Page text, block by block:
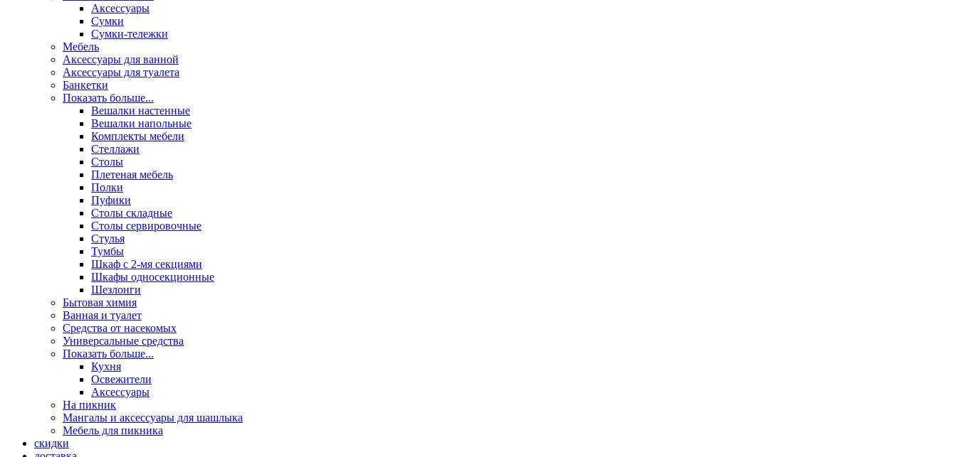
Аксессуары
Сумки
Сумки-тележки
Мебель
Аксессуары для ванной
Аксессуары для туалета
Банкетки
Показать больше...
Вешалки настенные
Вешалки напольные
Комплекты мебели
Стеллажи
Столы
Плетеная мебель
Полки
Пуфики
Столы складные
Столы сервировочные
Стулья
Тумбы
Шкаф с 2-мя секциями
Шкафы односекционные
Шезлонги
Бытовая химия
Ванная и туалет
Средства от насекомых
Универсальные средства
Показать больше...
Кухня
Освежители
Аксессуары
На пикник
Мангалы и аксессуары для шашлыка
Мебель для пикника
скидки